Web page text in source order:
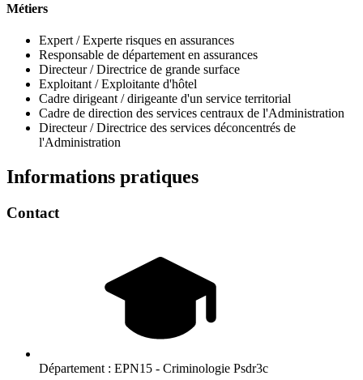
Métiers
Expert / Experte risques en assurances
Responsable de département en assurances
Directeur / Directrice de grande surface
Exploitant / Exploitante d'hôtel
Cadre dirigeant / dirigeante d'un service territorial
Cadre de direction des services centraux de l'Administration
Directeur / Directrice des services déconcentrés de
l'Administration
Informations pratiques
Contact
Département : EPN15 - Criminologie Psdr3c